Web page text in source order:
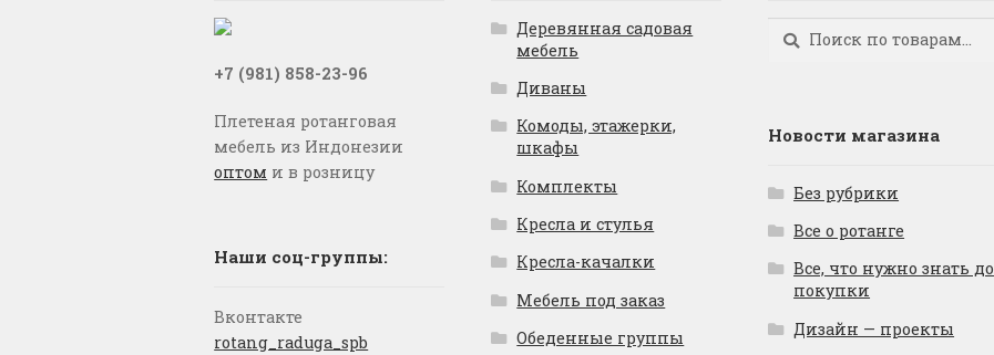
+7 (981) 858-23-96
Плетеная ротанговая
мебель из Индонезии
оптом и в розницу
Наши соц-группы:
Вконтакте
rotang_raduga_spb
Деревянная садовая
мебель
Диваны
Комоды, этажерки,
шкафы
Комплекты
Кресла и стулья
Кресла-качалки
Мебель под заказ
Обеденные группы
Искать:
Поиск
Новости магазина
Без рубрики
Все о ротанге
Все, что нужно знать до
покупки
Дизайн — проекты